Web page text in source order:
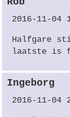
Rob
2016-11-04
Halfgare
laatste is
Ingeborg
2016-11-04